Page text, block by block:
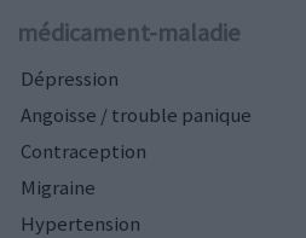
médicament-maladie
Dépression
Angoisse / trouble panique
Contraception
Migraine
Hypertension